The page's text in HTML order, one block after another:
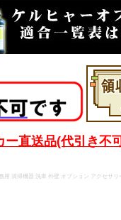
ー直送品(代引き不
用 清掃機器 洗車 外壁 オプション アクセサリ